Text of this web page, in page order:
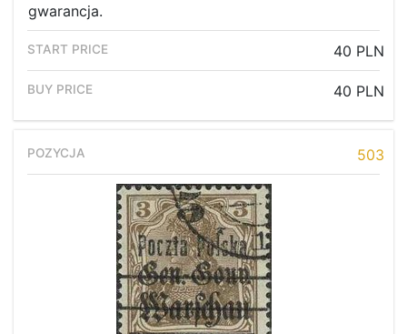
gwarancja.
40 PLN
40 PLN
503